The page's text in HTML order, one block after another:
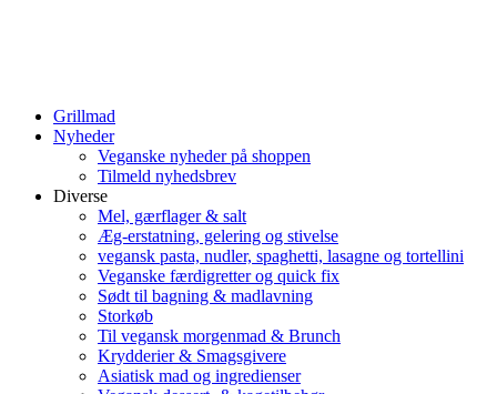
Grillmad
Nyheder
Veganske nyheder på shoppen
Tilmeld nyhedsbrev
Diverse
Mel, gærflager & salt
Æg-erstatning, gelering og stivelse
vegansk pasta, nudler, spaghetti, lasagne og tortellini
Veganske færdigretter og quick fix
Sødt til bagning & madlavning
Storkøb
Til vegansk morgenmad & Brunch
Krydderier & Smagsgivere
Asiatisk mad og ingredienser